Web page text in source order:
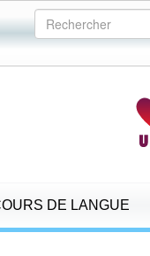
DE LANGUE